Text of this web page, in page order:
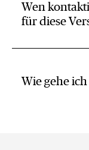
Wen
für diese
Wie gehe